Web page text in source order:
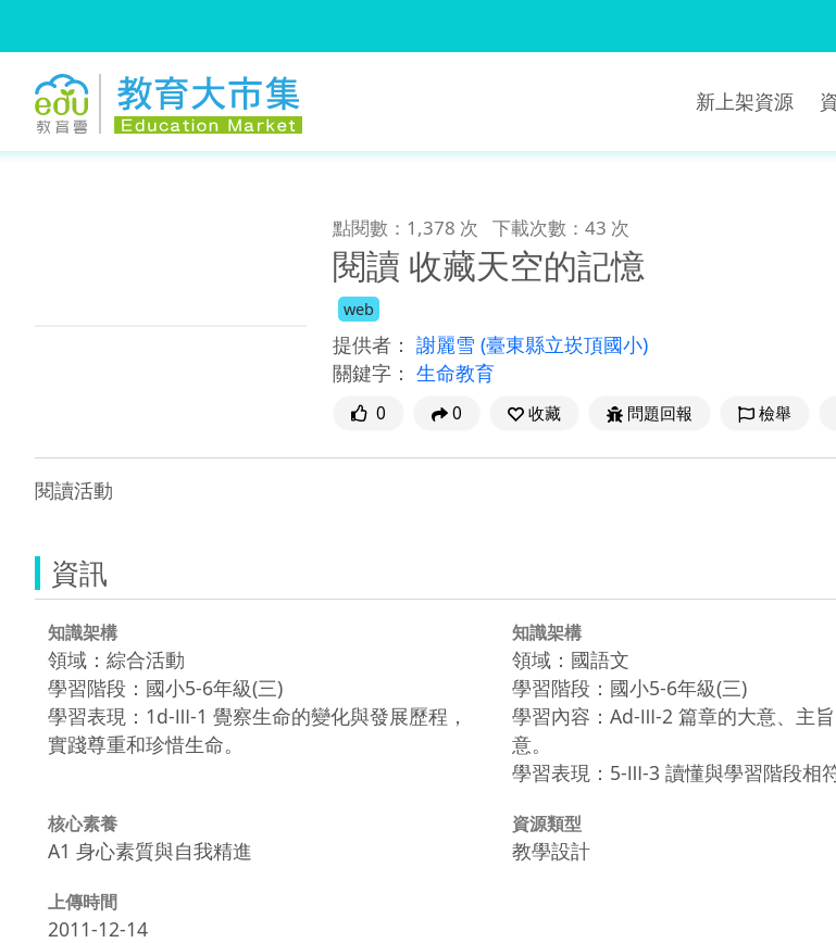
新上架資源
點閱數：1,378 次 下載次數：43 次
閱讀 收藏天空的記憶
web
提供者： 謝麗雪 (臺東縣立崁頂國小)
關鍵字： 生命教育
0 0 收藏 問題回報 檢舉
閱讀活動
資訊
知識架構
領域：綜合活動
學習階段：國小5-6年級(三)
學習表現：1d-Ⅲ-1 覺察生命的變化與發展歷程，
實踐尊重和珍惜生命。
知識架構
領域：國語文
學習階段：國小5-6年級(三)
學習內容：Ad-Ⅲ-2 篇章的大意、主
意。
學習表現：5-Ⅲ-3 讀懂與學習階段相符
核心素養
A1 身心素質與自我精進
資源類型
教學設計
上傳時間
2011-12-14